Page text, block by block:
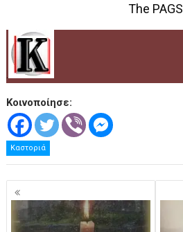
The PAGS
.
Κοινοποίησε:
Καστοριά
Πλοήγηση
άρθρων